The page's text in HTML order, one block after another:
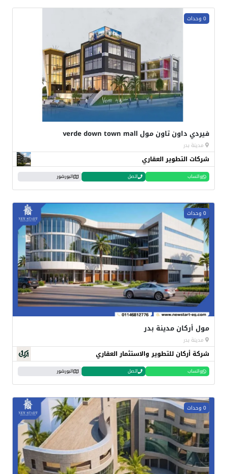
0 وحدات
فيردي داون تاون مول verde down town mall
مدينة بدر
شركات التطوير العقاري
واتساب اتصل البورشور
0 وحدات
مول أركان مدينة بدر
مدينة بدر
شركة أركان للتطوير والاستثمار العقاري
واتساب اتصل البورشور
0 وحدات